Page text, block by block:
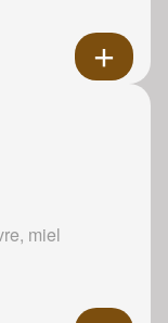
miel